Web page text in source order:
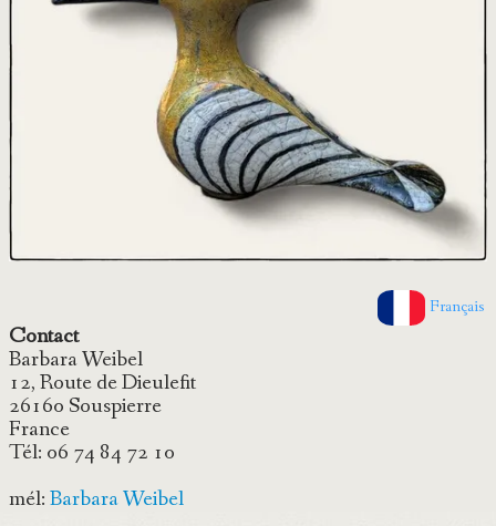
Français
Contact
Barbara Weibel
12, Route de Dieulefit
26160 Souspierre
France
Tél: 06 74 84 72 10
mél:Barbara Weibel